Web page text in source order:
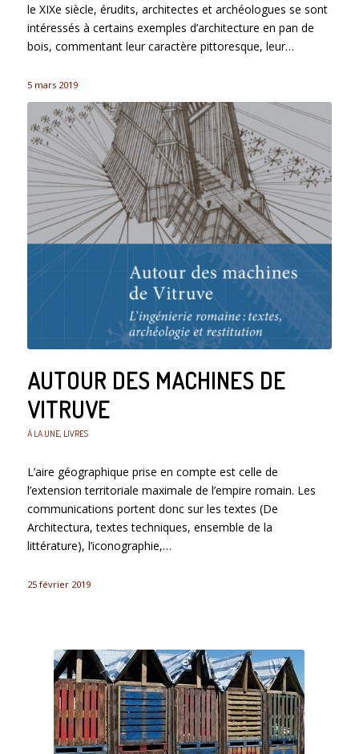
le XIXe siècle, érudits, architectes et archéologues se sont
intéressés à certains exemples d’architecture en pan de
bois, commentant leur caractère pittoresque, leur…
5 mars 2019
AUTOUR DES MACHINES DE
VITRUVE
À LA UNE, LIVRES
L’aire géographique prise en compte est celle de
l’extension territoriale maximale de l’empire romain. Les
communications portent donc sur les textes (De
Architectura, textes techniques, ensemble de la
littérature), l’iconographie,…
25 février 2019